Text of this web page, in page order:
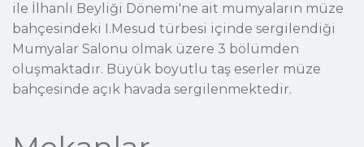
ile İlhanlı Beyliği Dönemi'ne ait mumyaların müze
bahçesindeki I.Mesud türbesi içinde sergilendiği
Mumyalar Salonu olmak üzere 3 bölümden
oluşmaktadır. Büyük boyutlu taş eserler müze
bahçesinde açık havada sergilenmektedir.